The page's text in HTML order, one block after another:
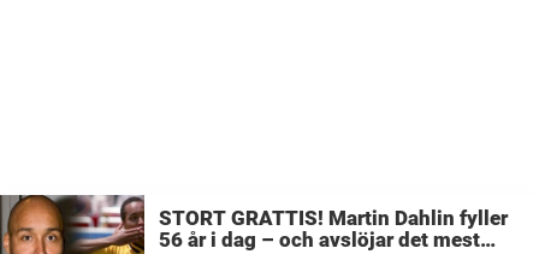
STORT GRATTIS! Martin Dahlin fyller
56 år i dag – och avslöjar det mest